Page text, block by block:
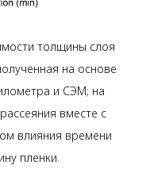
толщины слоя
на основе
и СЭМ; на
вместе с
влияния времени
пленки.